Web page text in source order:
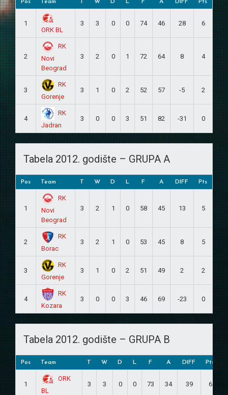
Pos Team W D L F A DIFF Pts
1
ORK BL
3 3 0 0 74 46 28 6
2
RK
Novi
Beograd
3 2 0 1 72 64 8 4
3
RK
Gorenje
3 1 0 2 52 57 -5 2
4
RK
Jadran
3 0 0 3 51 82 -31 0
Tabela 2012. godište – GRUPA A
Pos Team T W D L F A DIFF Pts
1
RK
Novi
Beograd
3 2 1 0 58 45 13 5
2
RK
Borac
3 2 1 0 53 45 8 5
3
RK
Gorenje
3 1 0 2 51 49 2 2
4
RK
Kozara
3 0 0 3 46 69 -23 0
Tabela 2012. godište – GRUPA B
Pos Team T W D L F A DIFF Pts
1
ORK
BL
3 3 0 0 73 34 39 6